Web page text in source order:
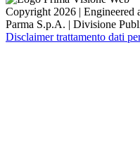
Copyright 2026 | Engineered
Parma S.p.A. | Divisione
Disclaimer trattamento dati